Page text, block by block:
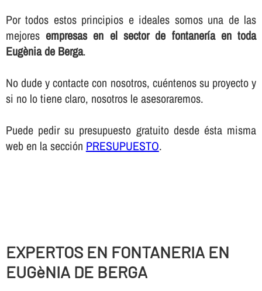
Por todos estos principios e ideales somos una de las
mejoresempresas en el sector de fontanerí­a en toda
Eugènia de Berga.
No dude y contacte con nosotros, cuéntenos su proyecto y
si no lo tiene claro, nosotros le asesoraremos.
Puede pedir su presupuesto gratuito desde ésta misma
web en la sección PRESUPUESTO.
EXPERTOS EN FONTANERIA EN
EUGèNIA DE BERGA